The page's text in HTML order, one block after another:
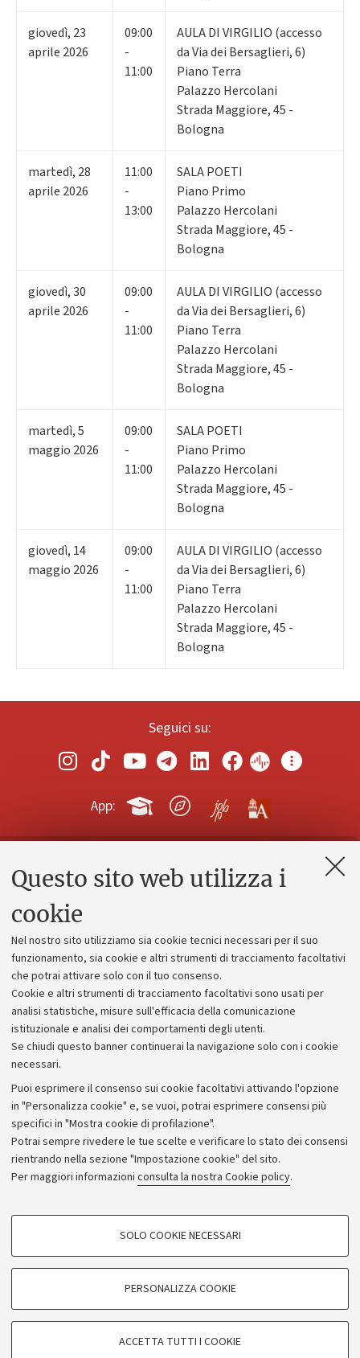
Questo sito web utilizza i
cookie
Nel nostro sito utilizziamo sia cookie tecnici necessari per il suo
funzionamento, sia cookie e altri strumenti di tracciamento facoltativi
che potrai attivare solo con il tuo consenso.
Cookie e altri strumenti di tracciamento facoltativi sono usati per
analisi statistiche, misure sull'efficacia della comunicazione
istituzionale e analisi dei comportamenti degli utenti.
Se chiudi questo banner continuerai la navigazione solo con i cookie
necessari.
Puoi esprimere il consenso sui cookie facoltativi attivando l'opzione
in "Personalizza cookie" e, se vuoi, potrai esprimere consensi più
specifici in "Mostra cookie di profilazione".
Potrai sempre rivedere le tue scelte e verificare lo stato dei consensi
rientrando nella sezione "Impostazione cookie" del sito.
Per maggiori informazioni consulta la nostra Cookie policy.
COOKIE DI PROFILAZIONE - FACOLTATIVI
COOKIE TECNICI - NECESSARI
SOLO COOKIE NECESSARI
PERSONALIZZA COOKIE
ACCETTA TUTTI I COOKIE
giovedì, 23
aprile 2026
09:00
-
11:00
AULA DI VIRGILIO (accesso
da Via dei Bersaglieri, 6)
Piano Terra
Palazzo Hercolani
Strada Maggiore, 45 -
Bologna
martedì, 28
aprile 2026
11:00
-
13:00
SALA POETI
Piano Primo
Palazzo Hercolani
Strada Maggiore, 45 -
Bologna
giovedì,30
aprile 2026
09:00
-
11:00
AULA DI VIRGILIO (accesso
da Via dei Bersaglieri, 6)
Piano Terra
Palazzo Hercolani
Strada Maggiore, 45 -
Bologna
martedì,5
maggio 2026
09:00
-
11:00
SALA POETI
Piano Primo
Palazzo Hercolani
Strada Maggiore, 45 -
Bologna
giovedì, 14
maggio 2026
09:00
-
11:00
AULA DI VIRGILIO (accesso
da Via dei Bersaglieri, 6)
Piano Terra
Palazzo Hercolani
Strada Maggiore, 45 -
Bologna
Seguici su:
App:
Contatti e PEC
Alumni community
Piano strategico
Bilanci
Donazioni e 5x1000
Merchandising - UniboStore
Bandi, gare e concorsi
Albo online
Amministrazione trasparente
Atti di notifica
Informazioni sul sito e accessibilità
Dichiarazione di accessibilità
Privacy e note legali
Impostazioni Cookie
©Copyright 2026 - ALMA MATER STUDIORUM - Università di
Bologna - Via Zamboni,33 - 40126Bologna - PI: